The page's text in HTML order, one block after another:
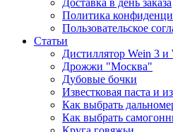
Политика
Пользовательское
Статьи
Дистиллятор Wein 3 и
Дрожжи "Москва"
Дубовые бочки
Известковая паста и
Как выбрать
Как выбрать